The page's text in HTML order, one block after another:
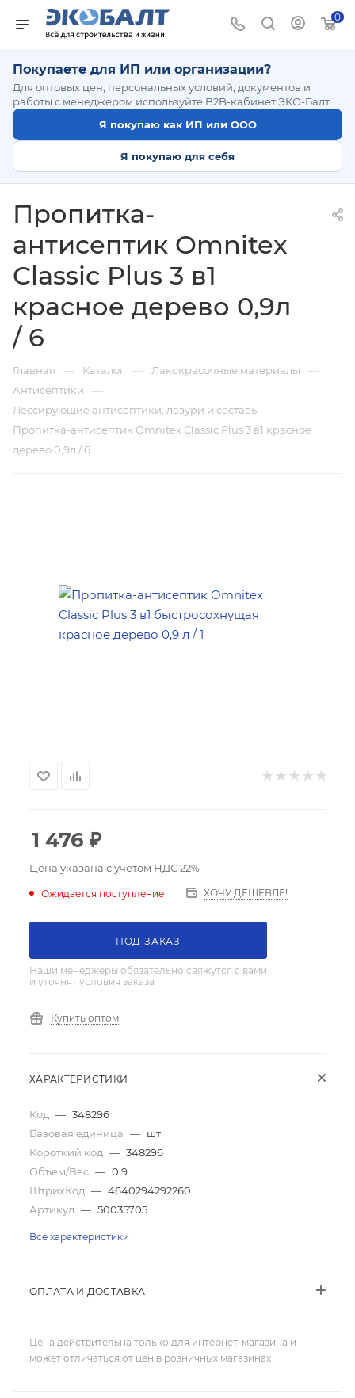
0
Покупаете для ИП или организации?
Для оптовых цен, персональных условий, документов и
работы с менеджером используйте B2B-кабинет ЭКО-Балт.
Я покупаю как ИП или ООО
Я покупаю для себя
Пропитка-
антисептик Omnitex
Classic Plus 3 в1
красное дерево 0,9л
/ 6
Главная — Каталог — Лакокрасочные материалы —
Антисептики —
Лессирующие антисептики, лазури и составы —
Пропитка-антисептик Omnitex Classic Plus 3 в1 красное
дерево 0,9л / 6
1 476 ₽
Цена указана с учетом НДС 22%
Ожидается поступление ХОЧУ ДЕШЕВЛЕ!
ПОД ЗАКАЗ
Наши менеджеры обязательно свяжутся с вами
и уточнят условия заказа
Купить оптом
ХАРАКТЕРИСТИКИ
Код — 348296
Базовая единица — шт
Короткий код — 348296
Объем/Вес — 0.9
ШтрихКод — 4640294292260
Артикул — 50035705
Все характеристики
ОПЛАТА И ДОСТАВКА
Цена действительна только для интернет-магазина и
может отличаться от цен в розничных магазинах